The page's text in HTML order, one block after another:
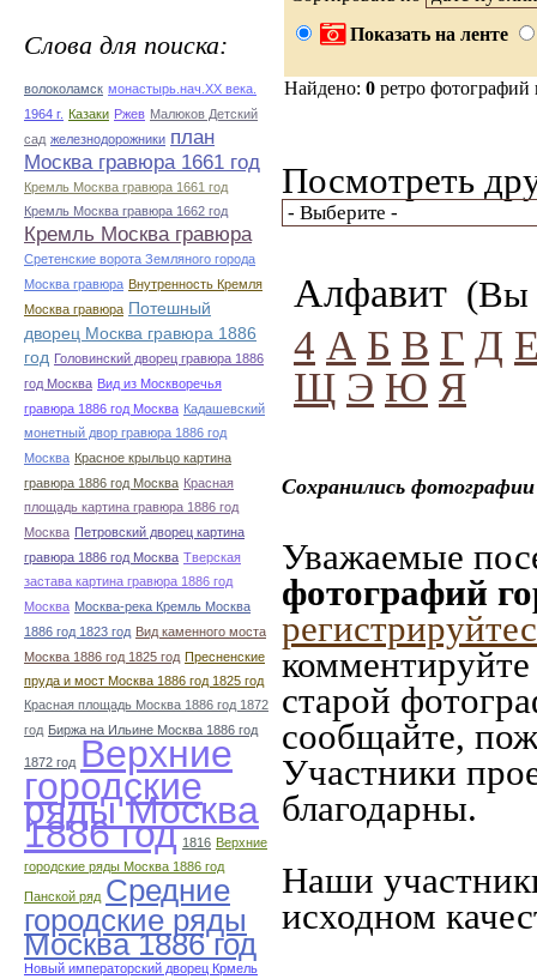
Слова для поиска:
волоколамск монастырь.нач.ХХ века.
1964 г. Казаки Ржев Малюков Детский
сад железнодорожники план
Москва гравюра 1661 год
Кремль Москва гравюра 1661 год
Кремль Москва гравюра 1662 год
Кремль Москва гравюра
Сретенские ворота Земляного города
Москва гравюра Внутренность Кремля
Москва гравюра Потешный
дворец Москва гравюра 1886
год Головинский дворец гравюра 1886
год Москва Вид из Москворечья
гравюра 1886 год Москва Кадашевский
монетный двор гравюра 1886 год
Москва Красное крыльцо картина
гравюра 1886 год Москва Красная
площадь картина гравюра 1886 год
Москва Петровский дворец картина
гравюра 1886 год Москва Тверская
застава картина гравюра 1886 год
Москва Москва-река Кремль Москва
1886 год 1823 год Вид каменного моста
Москва 1886 год 1825 год Пресненские
пруда и мост Москва 1886 год 1825 год
Красная площадь Москва 1886 год 1872
год Биржа на Ильине Москва 1886 год
1872 год Верхние
городские
ряды Москва
1886 год 1816 Верхние
городские ряды Москва 1886 год
Панской ряд Средние
городские ряды
Москва 1886 год
Новый императорский дворец Крмель
Показать на ленте
Найдено: 0 ретро
Посмотреть
Алфавит (Вы
4 А Б В Г Д
Щ Э Ю Я
Сохранились
Уважаемые
фотографий
старой
сообщайте,
Участники
благодарны.
Наши
исходном